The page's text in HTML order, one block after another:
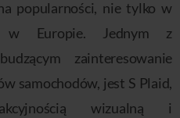
popularności, nie tylko w
w Europie. Jednym z
zainteresowanie
samochodów, jest S Plaid,
wizualną i